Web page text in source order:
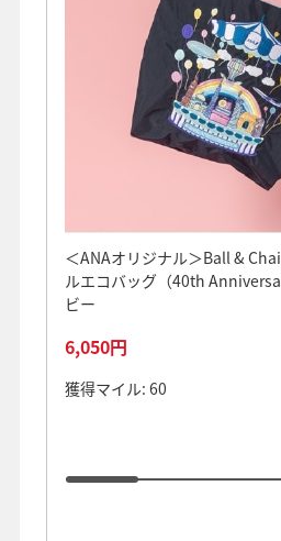
＜ANAオリジナル＞Ball &
ルエコバッグ（40th
ビー
6,050円
獲得マイル: 60